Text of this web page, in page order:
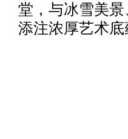
堂，与冰雪美
添注浓厚艺术底